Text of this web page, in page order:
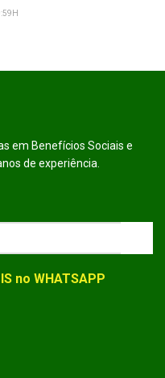
em Benefícios Sociais e
de experiência.
no WHATSAPP